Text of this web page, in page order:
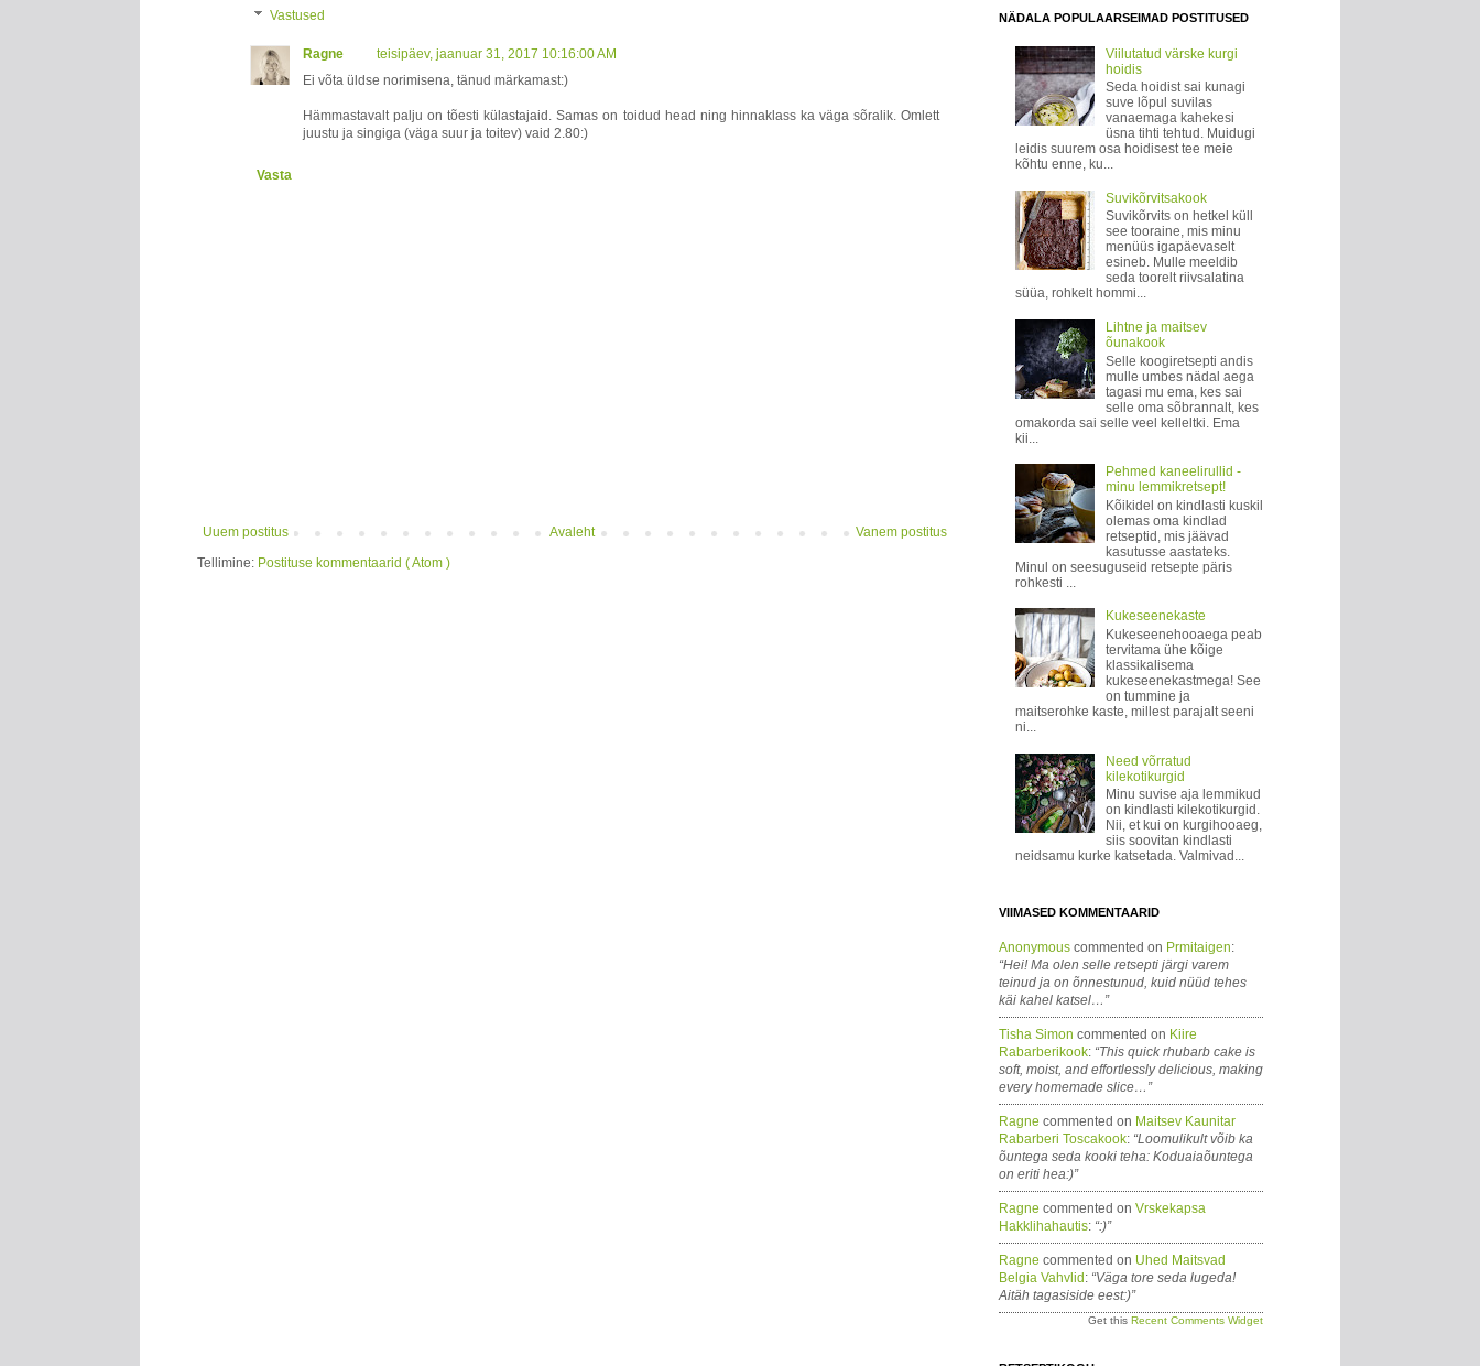
Vastused
Ragne
teisipäev, jaanuar 31, 2017 10:16:00 AM
Ei võta üldse norimisena, tänud märkamast:)
Hämmastavalt palju on tõesti külastajaid. Samas on toidud head ning hinnaklass ka väga sõralik. Omlett
juustu ja singiga (väga suur ja toitev) vaid 2.80:)
Vasta
Uuem postitus Vanem postitus
Avaleht
Tellimine: Postituse kommentaarid ( Atom )
NÄDALA POPULAARSEIMAD POSTITUSED
Viilutatud värske kurgi
hoidis
Seda hoidist sai kunagi
suve lõpul suvilas
vanaemaga kahekesi
üsna tihti tehtud. Muidugi
leidis suurem osa hoidisest tee meie
kõhtu enne, ku...
Suvikõrvitsakook
Suvikõrvits on hetkel küll
see tooraine, mis minu
menüüs igapäevaselt
esineb. Mulle meeldib
seda toorelt riivsalatina
süüa, rohkelt hommi...
Lihtne ja maitsev
õunakook
Selle koogiretsepti andis
mulle umbes nädal aega
tagasi mu ema, kes sai
selle oma sõbrannalt, kes
omakorda sai selle veel kelleltki. Ema
kii...
Pehmed kaneelirullid -
minu lemmikretsept!
Kõikidel on kindlasti kuskil
olemas oma kindlad
retseptid, mis jäävad
kasutusse aastateks.
Minul on seesuguseid retsepte päris
rohkesti ...
Kukeseenekaste
Kukeseenehooaega peab
tervitama ühe kõige
klassikalisema
kukeseenekastmega! See
on tummine ja
maitserohke kaste, millest parajalt seeni
ni...
Need võrratud
kilekotikurgid
Minu suvise aja lemmikud
on kindlasti kilekotikurgid.
Nii, et kui on kurgihooaeg,
siis soovitan kindlasti
neidsamu kurke katsetada. Valmivad...
VIIMASED KOMMENTAARID
Anonymous commented on Prmitaigen:
“Hei! Ma olen selle retsepti järgi varem
teinud ja on õnnestunud, kuid nüüd tehes
käi kahel katsel…”
Tisha Simon commented on Kiire
Rabarberikook: “This quick rhubarb cake is
soft, moist, and effortlessly delicious, making
every homemade slice…”
Ragne commented on Maitsev Kaunitar
Rabarberi Toscakook: “Loomulikult võib ka
õuntega seda kooki teha: Koduaiaõuntega
on eriti hea:)”
Ragne commented on Vrskekapsa
Hakklihahautis: “:)”
Ragne commented on Uhed Maitsvad
Belgia Vahvlid : “Väga tore seda lugeda!
Aitäh tagasiside eest:)”
Get this Recent Comments Widget